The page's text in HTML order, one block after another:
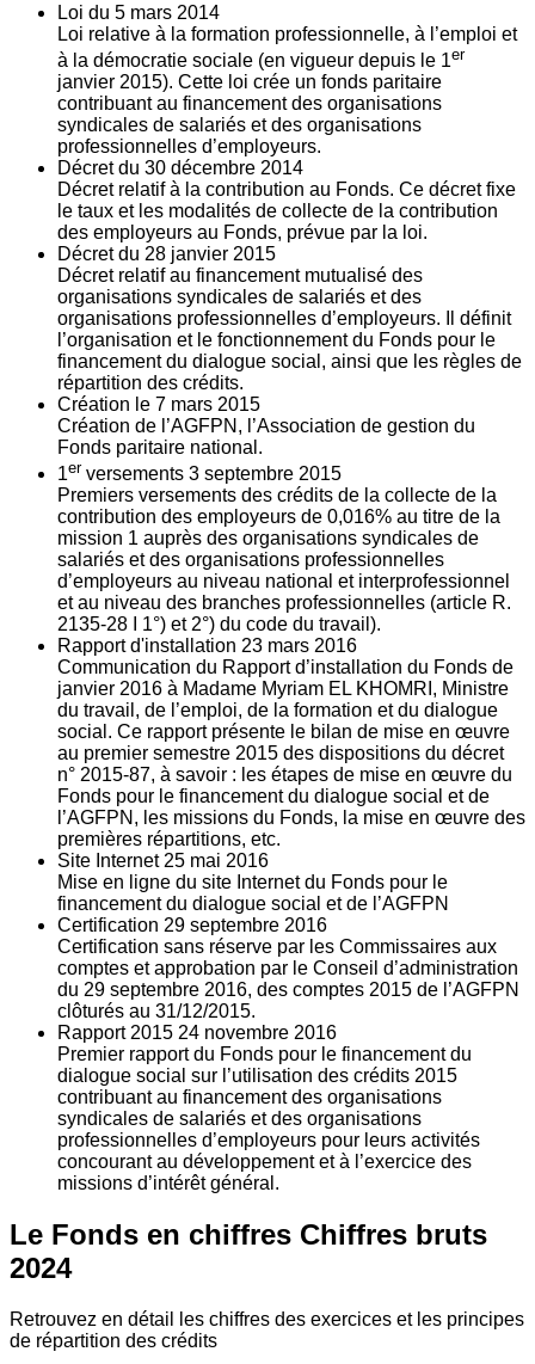
Loi du 5 mars 2014
Loi relative à la formation professionnelle, à l’emploi et
à la démocratie sociale (en vigueur depuis le 1er
janvier 2015). Cette loi crée un fonds paritaire
contribuant au financement des organisations
syndicales de salariés et des organisations
professionnelles d’employeurs.
Décret du 30 décembre 2014
Décret relatif à la contribution au Fonds. Ce décret fixe
le taux et les modalités de collecte de la contribution
des employeurs au Fonds, prévue par la loi.
Décret du 28 janvier 2015
Décret relatif au financement mutualisé des
organisations syndicales de salariés et des
organisations professionnelles d’employeurs. Il définit
l’organisation et le fonctionnement du Fonds pour le
financement du dialogue social, ainsi que les règles de
répartition des crédits.
Création le 7 mars 2015
Création de l’AGFPN, l’Association de gestion du
Fonds paritaire national.
1er versements 3 septembre 2015
Premiers versements des crédits de la collecte de la
contribution des employeurs de 0,016% au titre de la
mission 1 auprès des organisations syndicales de
salariés et des organisations professionnelles
d’employeurs au niveau national et interprofessionnel
et au niveau des branches professionnelles (article R.
2135‐28 I 1°) et 2°) du code du travail).
Rapport d'installation 23 mars 2016
Communication du Rapport d’installation du Fonds de
janvier 2016 à Madame Myriam EL KHOMRI, Ministre
du travail, de l’emploi, de la formation et du dialogue
social. Ce rapport présente le bilan de mise en œuvre
au premier semestre 2015 des dispositions du décret
n° 2015-87, à savoir : les étapes de mise en œuvre du
Fonds pour le financement du dialogue social et de
l’AGFPN, les missions du Fonds, la mise en œuvre des
premières répartitions, etc.
Site Internet 25 mai 2016
Mise en ligne du site Internet du Fonds pour le
financement du dialogue social et de l’AGFPN
Certification 29 septembre 2016
Certification sans réserve par les Commissaires aux
comptes et approbation par le Conseil d’administration
du 29 septembre 2016, des comptes 2015 de l’AGFPN
clôturés au 31/12/2015.
Rapport 2015 24 novembre 2016
Premier rapport du Fonds pour le financement du
dialogue social sur l’utilisation des crédits 2015
contribuant au financement des organisations
syndicales de salariés et des organisations
professionnelles d’employeurs pour leurs activités
concourant au développement et à l’exercice des
missions d’intérêt général.
Le Fonds en chiffres Chiffres bruts
2024
Retrouvez en détail les chiffres des exercices et les principes
de répartition des crédits